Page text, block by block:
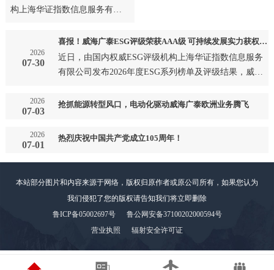
构上海华证指数信息服务有限
单及评级结果，威海广泰成
功…
2026
07-30
喜报！威海广泰ESG评级荣获AAA级 可持续发展实力获权威认可
近日，由国内权威ESG评级机构上海华证指数信息服务
有限公司发布2026年度ESG系列榜单及评级结果，威海
2026
07-03
抢抓能源转型风口，电动化驱动威海广泰欧洲业务腾飞
2026
07-01
热烈庆祝中国共产党成立105周年！
本站部分图片和内容来源于网络，版权归原作者或原公司所有，如果您认为
我们侵犯了您的版权请告知我们将立即删除
鲁ICP备05002697号
鲁公网安备37100202000594号
营业执照
辐射安全许可证